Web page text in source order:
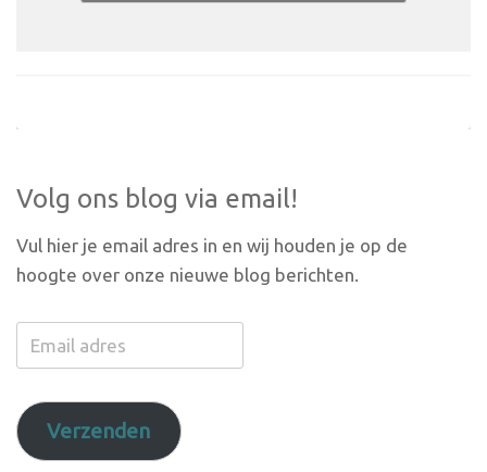
Volg ons blog via email!
Vul hier je email adres in en wij houden je op de
hoogte over onze nieuwe blog berichten.
Email
adres
Verzenden